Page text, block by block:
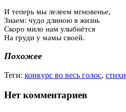
И теперь мы лелеем мгновенье,
Знаем: чудо длиною в жизнь
Скоро мило нам улыбнётся
На груди у мамы своей.
Похожее
Теги: конкурс во весь голос, стихи
Нет комментариев